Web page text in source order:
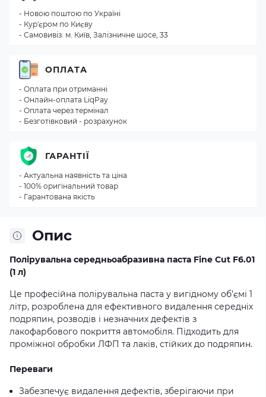
Опис
Полірувальна середньоабразивна паста Fine Cut F6.01
(1 л)
Це професійна полірувальна паста у вигідному об’ємі 1
літр, розроблена для ефективного видалення середніх
подряпин, розводів і незначних дефектів з
лакофарбового покриття автомобіля. Підходить для
проміжної обробки ЛФП та лаків, стійких до подряпин.
Переваги
Забезпечує видалення дефектів, зберігаючи при
- Новою поштою по Україні
- Кур'єром по Києву
- Самовивіз: м. Київ, Залізничне шосе, 33
ОПЛАТА
- Оплата при отриманні
- Онлайн-оплата LiqPay
- Оплата через термінал
- Безготівковий - розрахунок
ГАРАНТІЇ
- Актуальна наявність та ціна
- 100% оригінальний товар
- Гарантована якість